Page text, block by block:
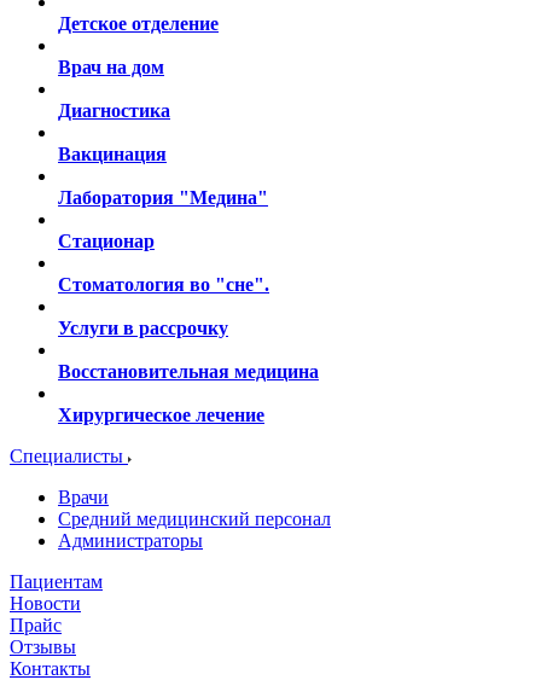
Детское отделение
Врач на дом
Диагностика
Вакцинация
Лаборатория "Медина"
Стационар
Стоматология во "сне".
Услуги в рассрочку
Восстановительная медицина
Хирургическое лечение
Специалисты
Врачи
Средний медицинский персонал
Администраторы
Пациентам
Новости
Прайс
Отзывы
Контакты